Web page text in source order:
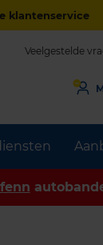
klantenservice
Veelgestelde